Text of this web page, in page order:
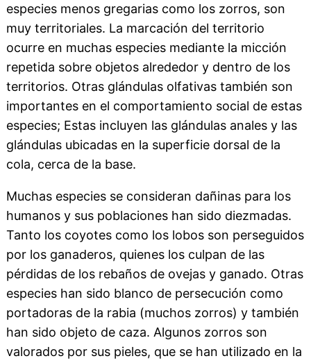
especies menos gregarias como los zorros, son
muy territoriales. La marcación del territorio
ocurre en muchas especies mediante la micción
repetida sobre objetos alrededor y dentro de los
territorios. Otras glándulas olfativas también son
importantes en el comportamiento social de estas
especies; Estas incluyen las glándulas anales y las
glándulas ubicadas en la superficie dorsal de la
cola, cerca de la base.
Muchas especies se consideran dañinas para los
humanos y sus poblaciones han sido diezmadas.
Tanto los coyotes como los lobos son perseguidos
por los ganaderos, quienes los culpan de las
pérdidas de los rebaños de ovejas y ganado. Otras
especies han sido blanco de persecución como
portadoras de la rabia (muchos zorros) y también
han sido objeto de caza. Algunos zorros son
valorados por sus pieles, que se han utilizado en la